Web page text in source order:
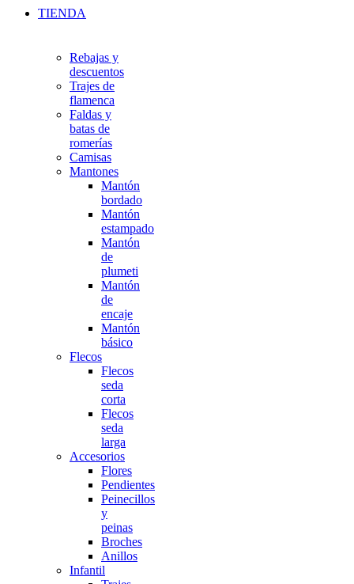
TIENDA
Rebajas y
descuentos
Trajes de
flamenca
Faldas y
batas de
romerías
Camisas
Mantones
Mantón
bordado
Mantón
estampado
Mantón
de
plumeti
Mantón
de
encaje
Mantón
básico
Flecos
Flecos
seda
corta
Flecos
seda
larga
Accesorios
Flores
Pendientes
Peinecillos
y
peinas
Broches
Anillos
Infantil